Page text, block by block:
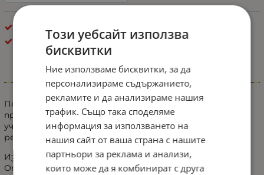
Брой в кашон: 40 бр.
Буркани
Информация
Подходяща за пътни превозни средства, които
превишават габарита или са опасни за останалите
участници в движението :трактори, комбайни,
репатраци, снегорини, аварийни автомобили и др.
Издръжлива и удобна.
Опростен дизайн и лесна за използване.
Този уебсайт използва
бисквитки
Ние използваме бисквитки, за да
персонализираме съдържанието,
рекламите и да анализираме нашия
трафик. Също така споделяме
информация за използването на
нашия сайт от ваша страна с нашите
партньори за реклама и анализи,
които може да я комбинират с друга